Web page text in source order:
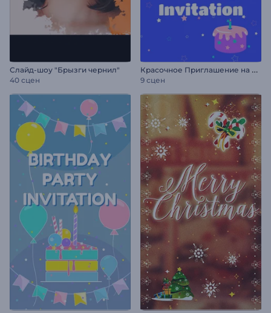
Слайд-шоу "Брызги чернил"
40 сцен
К
расочное Приглашение на День Рождения
9 сцен